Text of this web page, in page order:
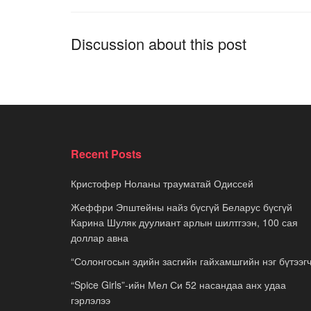
Discussion about this post
Recent Posts
Кристофер Ноланы трауматай Одиссей
Жеффри Эпштейны найз бүсгүй Беларус бүсгүй
Карина Шуляк дуулиант арлын шилтгээн, 100 сая
доллар авна
“Солонгосын эдийн засгийн гайхамшгийн нэг
“Spice Girls”-ийн Мел Си 52 насандаа анх удаа
гэрлэлээ